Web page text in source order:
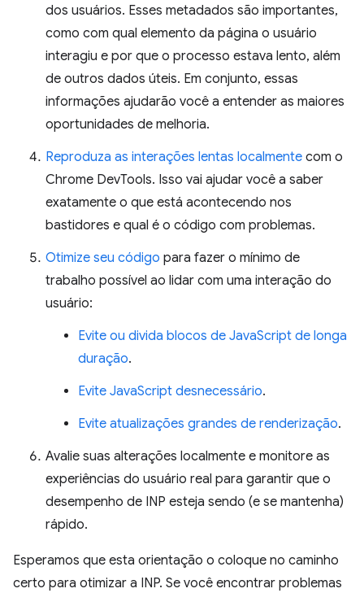
dos usuários. Esses metadados são importantes,
como com qual elemento da página o usuário
interagiu e por que o processo estava lento, além
de outros dados úteis. Em conjunto, essas
informações ajudarão você a entender as maiores
oportunidades de melhoria.
Reproduza as interações lentas localmente com o
Chrome DevTools. Isso vai ajudar você a saber
exatamente o que está acontecendo nos
bastidores e qual é o código com problemas.
Otimize seu código para fazer o mínimo de
trabalho possível ao lidar com uma interação do
usuário:
Evite ou divida blocos de JavaScript de longa
duração.
Evite JavaScript desnecessário.
Evite atualizações grandes de renderização.
Avalie suas alterações localmente e monitore as
experiências do usuário real para garantir que o
desempenho de INP esteja sendo (e se mantenha)
rápido.
Esperamos que esta orientação o coloque no caminho
certo para otimizar a INP. Se você encontrar problemas